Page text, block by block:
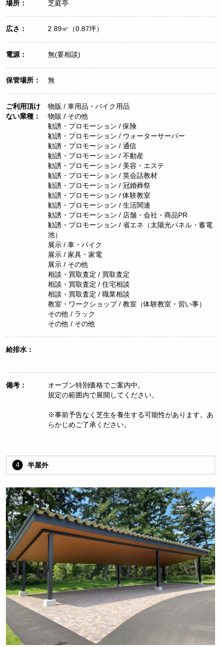
場所： 芝庭亭
広さ： 2.89㎡（0.87坪）
電源： 無(要相談)
保管場所： 無
ご利用頂け
ない業種：
物販 / 車用品・バイク用品
物販 / その他
勧誘・プロモーション / 保険
勧誘・プロモーション / ウォーターサーバー
勧誘・プロモーション / 通信
勧誘・プロモーション / 不動産
勧誘・プロモーション / 美容・エステ
勧誘・プロモーション / 英会話教材
勧誘・プロモーション / 冠婚葬祭
勧誘・プロモーション / 体験教室
勧誘・プロモーション / 生活関連
勧誘・プロモーション / 店舗・会社・商品PR
勧誘・プロモーション / 省エネ（太陽光パネル・蓄電
池）
展示 / 車・バイク
展示 / 家具・家電
展示 / その他
相談・買取査定 / 買取査定
相談・買取査定 / 住宅相談
相談・買取査定 / 職業相談
教室・ワークショップ / 教室（体験教室・習い事）
その他 / ラック
その他 / その他
給排水：
備考：
オープン特別価格でご案内中。
規定の範囲内で展開してください。
※事前予告なく芝生を養生する可能性があります。あ
らかじめご了承ください。
4 半屋外